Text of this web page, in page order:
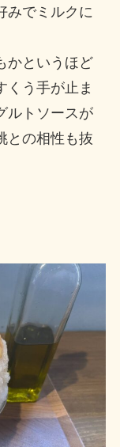
みでミルクに
かというほど
くう手が止ま
ルトソースが
との相性も抜